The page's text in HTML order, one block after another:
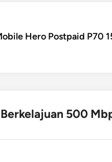
Hero Postpaid P70
500